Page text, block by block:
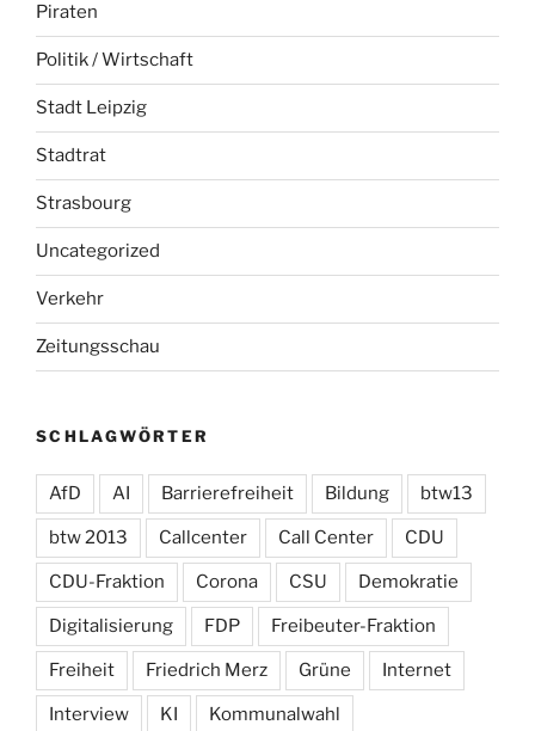
Piraten
Politik / Wirtschaft
Stadt Leipzig
Stadtrat
Strasbourg
Uncategorized
Verkehr
Zeitungsschau
SCHLAGWÖRTER
AfD AI Barrierefreiheit Bildung btw13
btw 2013 Callcenter Call Center CDU
CDU-Fraktion Corona CSU Demokratie
Digitalisierung FDP Freibeuter-Fraktion
Freiheit Friedrich Merz Grüne Internet
Interview KI Kommunalwahl